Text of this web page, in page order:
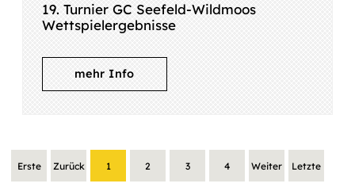
19. Turnier GC Seefeld-Wildmoos
Wettspielergebnisse
mehr Info
Erste Zurück 1 2 3 4 Weiter Letzte